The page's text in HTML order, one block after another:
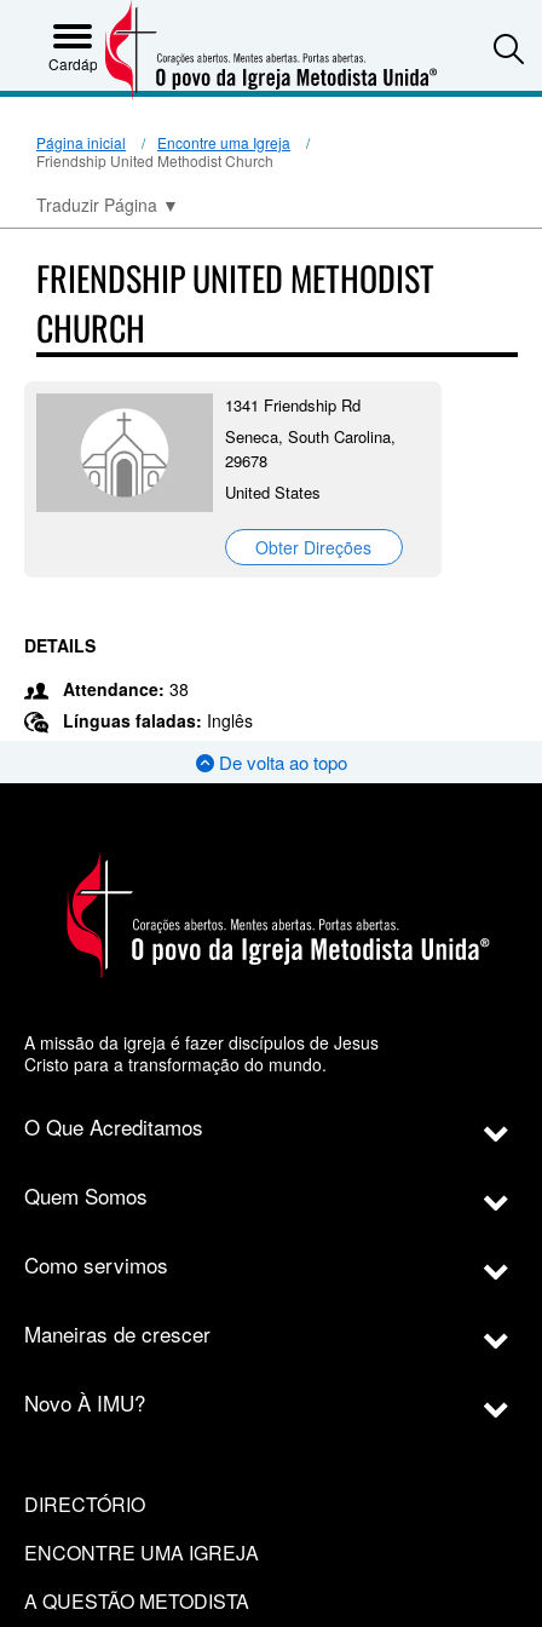
Cardápio
Página inicial
Encontre uma Igreja
Friendship United Methodist Church
Traduzir Página ▼
FRIENDSHIP UNITED METHODIST
CHURCH
1341 Friendship Rd
Seneca, South Carolina,
29678
United States
Obter Direções
DETAILS
Attendance: 38
Línguas faladas: Inglês
De volta ao topo
A missão da igreja é fazer discípulos de Jesus
Cristo para a transformação do mundo.
O Que Acreditamos
Quem Somos
Como servimos
Maneiras de crescer
Novo À IMU?
DIRECTÓRIO
ENCONTRE UMA IGREJA
A QUESTÃO METODISTA